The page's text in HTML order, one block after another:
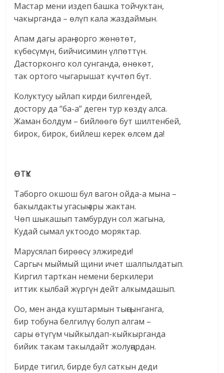
Мастар мени издеп башка тойчуктан,
чакырганда – өлүп кала жаздаймын.
Апам дагы араң-зорго жөнөтөт,
күбөсүмүн, бийчисимин үлпөттүн.
Дасторконго кол сунганда, өнөкөт,
так ортого чыгарышат күчтөп бүт.
Колуктусу ыйлап кирди билгендей,
достору да “ба-а” деген тур көздү алса.
Жаман болдум – бийлөөгө бут шилтенбей,
бирок, бирок, бийлеш керек өлсөм да!
ӨТҮК
Таборго окшош бул вагон ойда-а мына –
бакылдакты угасың ары жактан.
Чөп шыкашып тамбурдун сол жагына,
Кудай сымал уктоодо моряктар.
Марусялап бирөөсү элжиреди!
Саргыч мыймый щини ичет шалпылдатып.
Киргил тарткан немени беркилери
иттик кылбай жүргүн дейт алкымдашып.
Оо, мен анда куштармын тыңсынганга,
бир тобуна белгилүү болуп алгам –
сары өтүгүм чыйкылдап-кыйкырганда
бийик такам такылдайт жолуңардан.
Бирде тигил, бирде бул саткын деди